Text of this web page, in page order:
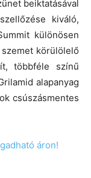
beiktatásával
kiváló,
különösen
körülölelő
többféle színű
alapanyag
csúszásmentes